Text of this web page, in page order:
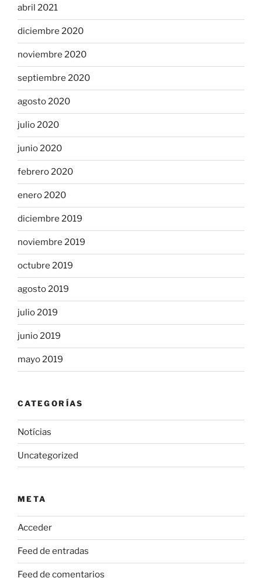
abril 2021
diciembre 2020
noviembre 2020
septiembre 2020
agosto 2020
julio 2020
junio 2020
febrero 2020
enero 2020
diciembre 2019
noviembre 2019
octubre 2019
agosto 2019
julio 2019
junio 2019
mayo 2019
CATEGORÍAS
Notícias
Uncategorized
META
Acceder
Feed de entradas
Feed de comentarios